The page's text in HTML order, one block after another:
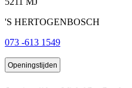
'S HERTOGENBOSCH
073 -613 1549
Openingstijden